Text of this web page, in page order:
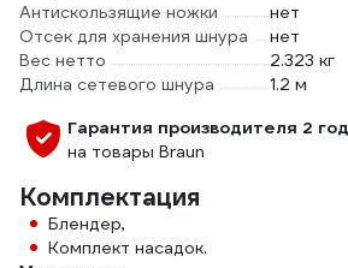
Антискользящие ножки
нет
Отсек для хранения шнура
нет
Вес нетто
2.323 кг
Длина сетевого шнура
1.2 м
Гарантия производителя 2
на товары Braun
Комплектация
Блендер,
Комплект насадок.